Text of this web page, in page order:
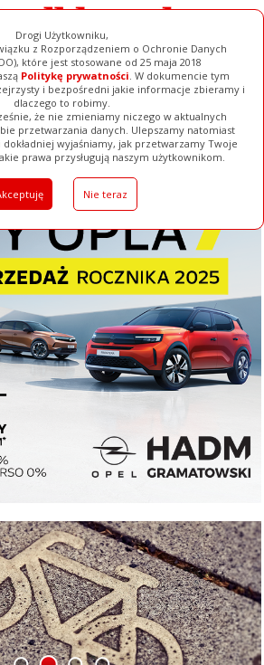
Drogi Użytkowniku,
z Rozporządzeniem o Ochronie Danych
które jest stosowane od 25 maja 2018
Politykę prywatności. W dokumencie tym
i bezpośredni jakie informacje zbieramy i
dlaczego to robimy.
że nie zmieniamy niczego w aktualnych
przetwarzania danych. Ulepszamy natomiast
wyjaśniamy, jak przetwarzamy Twoje
prawa przysługują naszym użytkownikom.
Nie teraz
Galerie Baza Firm Pełna Wersja